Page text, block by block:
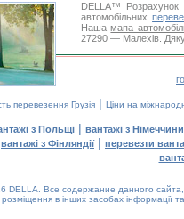
DELLA™ Розрахунок
автомобільних
Нашамапа
27290 — Малехів.
перевезення Грузія| Ціни на
з Польщі| вантажі з Німеччини
вантажі з Фінляндії| перевезти
DELLA. Все содержание данного
в інших засобах інформації